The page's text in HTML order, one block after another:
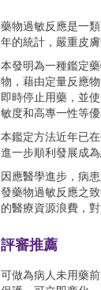
年的統計，嚴重皮
本發明為一種鑑定
物，藉由定量反應
即時停止用藥，並
敏度和高專一性等
本鑑定方法近年已
進一步順利發展成
因應醫學進步，病
發藥物過敏反應之
的醫療資源浪費，
評審推薦
可做為病人未用藥